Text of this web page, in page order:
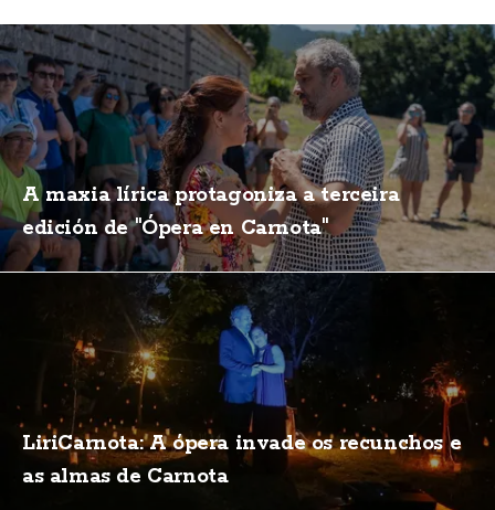
A maxia lírica protagoniza a terceira
edición de "Ópera en Carnota"
LiriCarnota: A ópera invade os recunchos e
as almas de Carnota